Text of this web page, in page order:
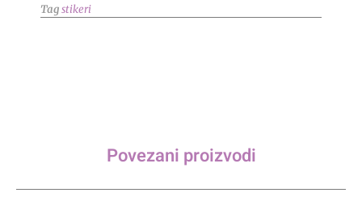
Tagstikeri
Povezani proizvodi